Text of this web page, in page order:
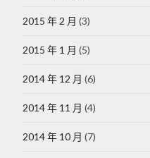
2015 年 2 月 (3)
2015 年 1 月 (5)
2014 年 12 月 (6)
2014 年 11 月 (4)
2014 年 10 月 (7)